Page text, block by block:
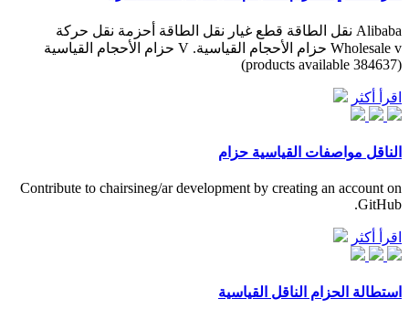
Alibaba نقل الطاقة قطع غيار نقل الطاقة أحزمة نقل حركة
Wholesale v حزام الأحجام القياسية. V حزام الأحجام القياسية
(384637 products available)
اقرأ أكثر
الناقل مواصفات القياسية حزام
Contribute to chairsineg/ar development by creating an account on
GitHub.
اقرأ أكثر
استطالة الحزام الناقل القياسية